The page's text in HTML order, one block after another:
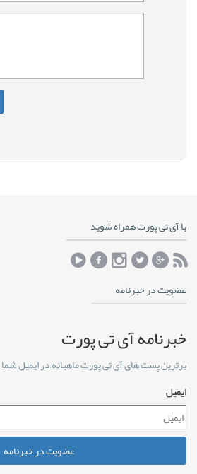
با آی تی پورت همراه شوید
عضویت در خبرنامه
خبرنامه آی تی پورت
برترین پست های آی تی پورت ماهیانه در ایمیل شما
ایمیل
عضویت در خبرنامه